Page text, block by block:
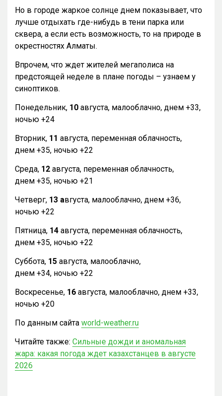
Но в городе жаркое солнце днем показывает, что
лучше отдыхать где-нибудь в тени парка или
сквера, а если есть возможность, то на природе в
окрестностях Алматы.
Впрочем, что ждет жителей мегаполиса на
предстоящей неделе в плане погоды – узнаем у
синоптиков.
Понедельник, 10 августа, малооблачно, днем +33,
ночью +24
Вторник, 11 августа, переменная облачность,
днем +35, ночью +22
Среда, 12 августа, переменная облачность,
днем +35, ночью +21
Четверг, 13 августа, малооблачно, днем +36,
ночью +22
Пятница, 14 августа, переменная облачность,
днем +35, ночью +22
Суббота, 15 августа, малооблачно,
днем +34, ночью +22
Воскресенье, 16 августа, малооблачно, днем +33,
ночью +20
По данным сайта world-weather.ru
Читайте также: Сильные дожди и аномальная
жара: какая погода ждет казахстанцев в августе
2026